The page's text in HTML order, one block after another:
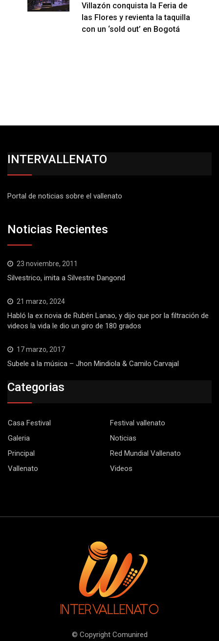
Villazón conquista la Feria de
las Flores y revienta la taquilla
con un ‘sold out’ en Bogotá
INTERVALLENATO
Portal de noticias sobre el vallenato
Noticias Recientes
23 noviembre, 2011
Silvestrico, imita a Silvestre Dangond
21 marzo, 2024
Habló la ex novia de Rubén Lanao, y dijo que por la filtración de
videos la vida le dio un giro de 180 grados
17 marzo, 2017
Subele a la música – Jhon Mindiola & Camilo Carvajal
Categorias
Casa Festival
Festival vallenato
Galeria
Noticias
Principal
Red Mundial Vallenato
Vallenato
Videos
© Copyright Comunired